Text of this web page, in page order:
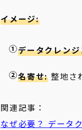
イメージ:
データクレン
名寄せ: 整地さ
関連記事：
なぜ必要？ データ